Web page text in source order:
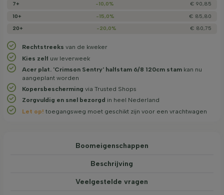
7+
-10,0%
€ 90,85
10+
-15,0%
€ 85,80
20+
-20,0% € 80,75
Rechtstreeks van de kweker
Kies zelf uw leverweek
Acer plat. 'Crimson Sentry' halfstam 6/8 120cm stam kan nu
aangeplant worden
Kopersbescherming via Trusted Shops
Zorgvuldig en snel bezorgd in heel Nederland
Let op! toegangsweg moet geschikt zijn voor een vrachtwagen
Boom­eigen­schappen
Beschrijving
Veelgestelde vragen